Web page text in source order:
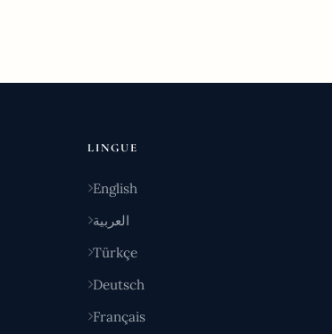
LINGUE
English
العربية
Türkçe
Deutsch
Français